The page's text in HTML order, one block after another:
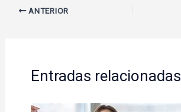
ANTERIOR
Entradas relacionadas